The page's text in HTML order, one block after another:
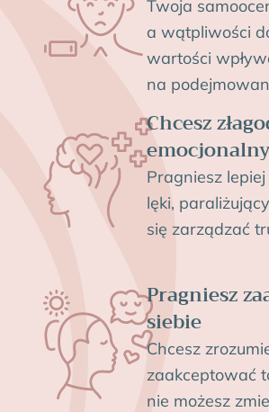
Twoja
a wątpliwości
wartości
na
Chcesz
Pragniesz
lęki,
się zarządzać
Pragniesz
siebie
Chcesz
zaakceptować
nie możesz